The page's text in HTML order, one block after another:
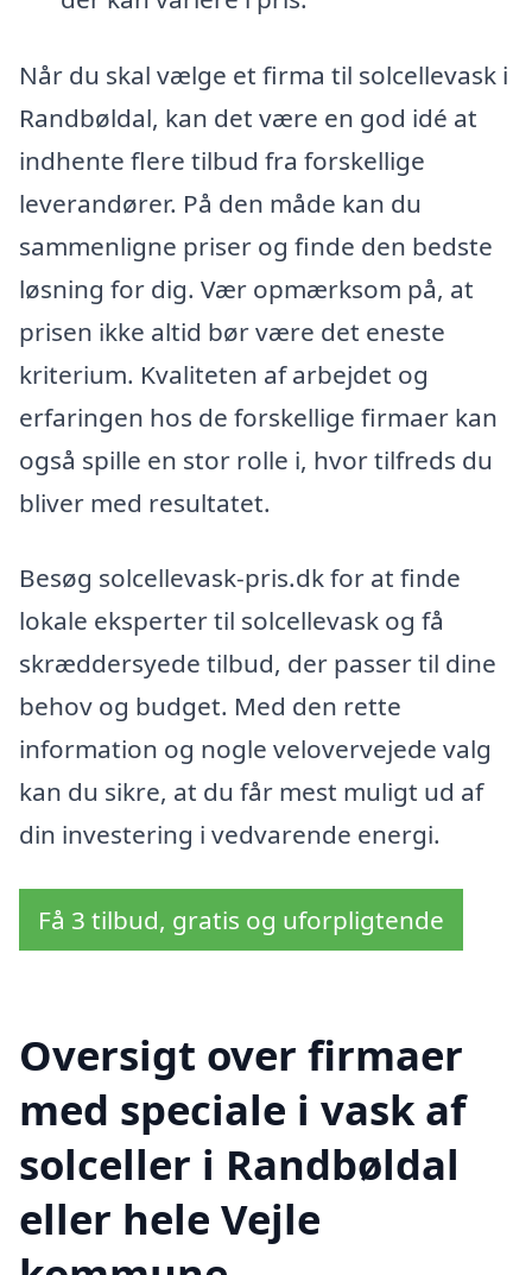
Når du skal vælge et firma til solcellevask i
Randbøldal, kan det være en god idé at
indhente flere tilbud fra forskellige
leverandører. På den måde kan du
sammenligne priser og finde den bedste
løsning for dig. Vær opmærksom på, at
prisen ikke altid bør være det eneste
kriterium. Kvaliteten af arbejdet og
erfaringen hos de forskellige firmaer kan
også spille en stor rolle i, hvor tilfreds du
bliver med resultatet.
Besøg solcellevask-pris.dk for at finde
lokale eksperter til solcellevask og få
skræddersyede tilbud, der passer til dine
behov og budget. Med den rette
information og nogle velovervejede valg
kan du sikre, at du får mest muligt ud af
din investering i vedvarende energi.
Få 3 tilbud, gratis og uforpligtende
Oversigt over firmaer
med speciale i vask af
solceller i Randbøldal
eller hele Vejle